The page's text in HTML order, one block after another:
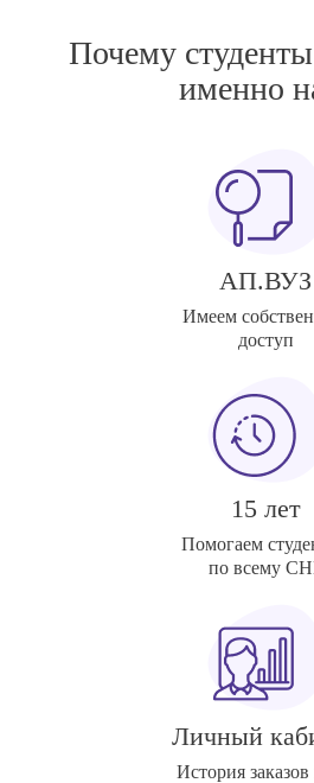
Почему
именно
АП.ВУЗ
Имеем
доступ
15 лет
Помогаем
по всему
Личный
История заказов